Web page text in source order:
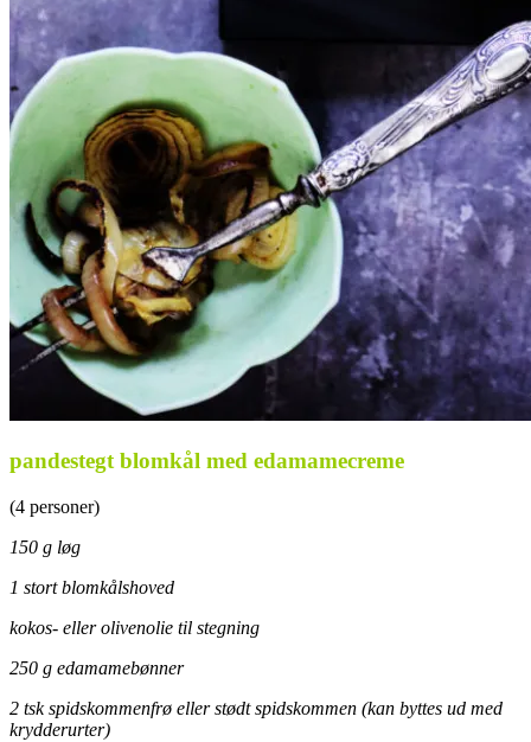
pandestegt blomkål med edamamecreme
(4 personer)
150 g løg
1 stort blomkålshoved
kokos- eller olivenolie til stegning
250 g edamamebønner
2 tsk spidskommenfrø eller stødt spidskommen (kan byttes ud med
krydderurter)